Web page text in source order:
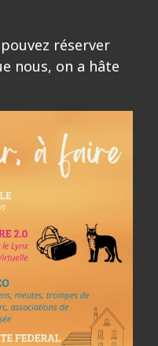
réserver
nous, on a hâte